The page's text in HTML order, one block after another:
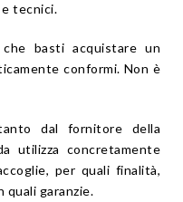
tecnici.
basti acquistare un
conformi. Non è
dal fornitore della
utilizza concretamente
per quali finalità,
quali garanzie.